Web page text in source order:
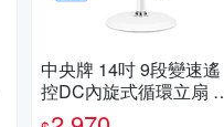
中央牌 14吋 9段變速遙
控DC內旋式循環立扇 K
DS-142SR(絢麗白)